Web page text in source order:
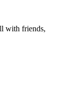
with friends,